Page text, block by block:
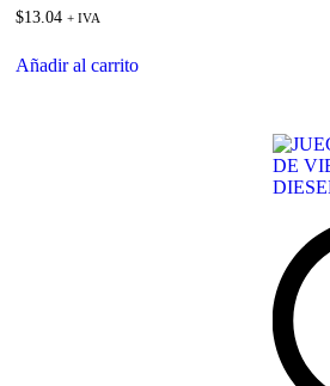
$13.04 + IVA
Añadir al carrito